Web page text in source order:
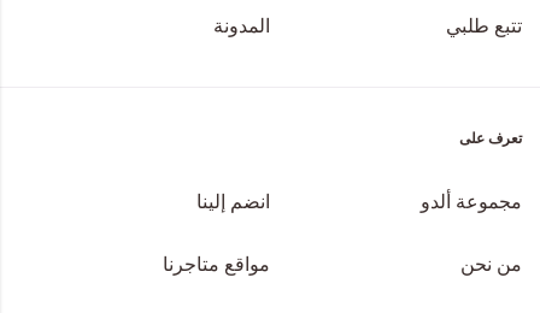
تتبع طلبي المدونة
تعرف على
مجموعة ألدو انضم إلينا
من نحن مواقع متاجرنا